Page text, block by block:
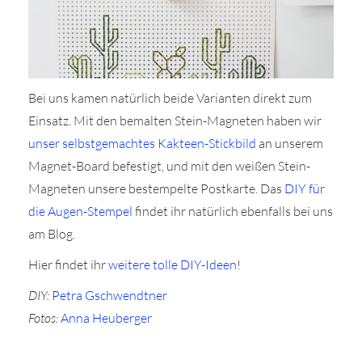
Bei uns kamen natürlich beide Varianten direkt zum
Einsatz. Mit den bemalten Stein-Magneten haben wir
unser selbstgemachtes Kakteen-Stickbild an unserem
Magnet-Board befestigt, und mit den weißen Stein-
Magneten unsere bestempelte Postkarte. Das DIY für
die Augen-Stempel findet ihr natürlich ebenfalls bei uns
am Blog.
Hier findet ihrweitere tolle DIY-Ideen!
DIY: Petra Gschwendtner
Fotos:Anna Heuberger